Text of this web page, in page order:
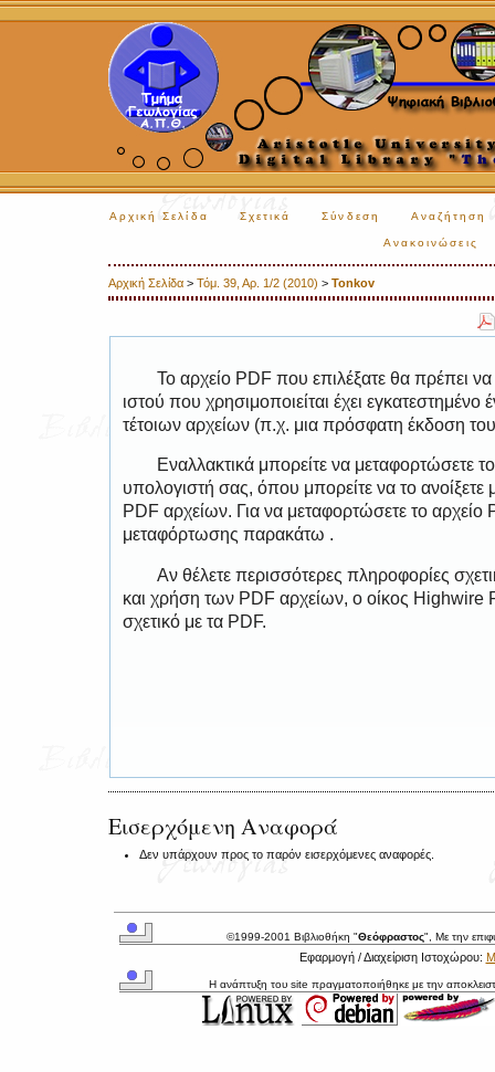
Αρχική Σελίδα Σχετικά Σύνδεση Αναζήτηση
Ανακοινώσεις
Αρχική Σελίδα > Τόμ. 39, Αρ. 1/2 (2010) > Tonkov
Το αρχείο PDF που επιλέξατε θα πρέπει
ιστού που χρησιμοποιείται έχει
τέτοιων αρχείων (π.χ. μια πρόσφατη έκδοση
Εναλλακτικά μπορείτε να μεταφορτώσετε
υπολογιστή σας, όπου μπορείτε να το
PDF αρχείων. Για να μεταφορτώσετε το
μεταφόρτωσης παρακάτω .
Αν θέλετε περισσότερες πληροφορίες
και χρήση των PDF αρχείων, ο οίκος Highwire
σχετικό με τα PDF.
Εισερχόμενη Αναφορά
Δεν υπάρχουν προς το παρόν εισερχόμενες αναφορές.
©1999-2001 Βιβλιοθήκη "Θεόφραστος", Με την
Εφαρμογή / Διαχείριση Ιστοχώρου:
Η ανάπτυξη του site πραγματοποιήθηκε με την